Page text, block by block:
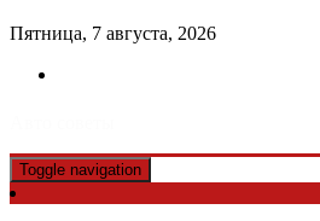
Пятница, 7 августа, 2026
Toggle navigation